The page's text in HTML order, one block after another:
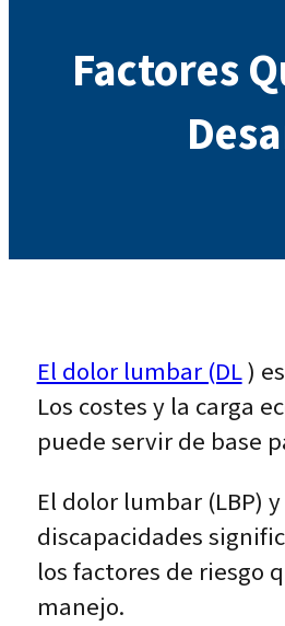
Factores
El dolor lumbar (DL)
Los costes y la carga
puede servir de base
El dolor lumbar (LBP)
discapacidades
los factores de riesgo
manejo.